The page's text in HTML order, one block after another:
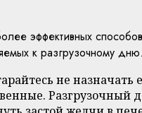
эффективных
к разгрузочному
не
Разгрузочный